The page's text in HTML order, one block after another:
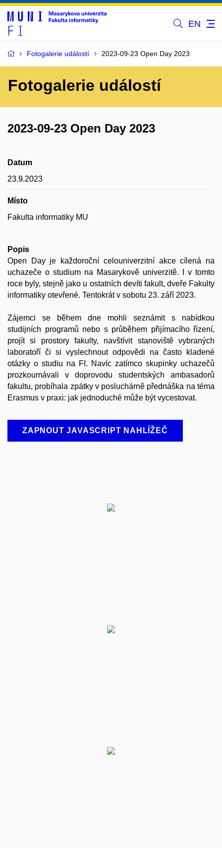
EN
Fotogalerie událostí 2023-09-23 Open Day 2023
Fotogalerie událostí
2023-09-23 Open Day 2023
Datum
23.9.2023
Místo
Fakulta informatiky MU
Popis
Open Day je každoroční celouniverzitní akce cílená na
uchazeče o studium na Masarykově univerzitě. I v tomto
roce byly, stejně jako u ostatních devíti fakult, dveře Fakulty
informatiky otevřené. Tentokrát v sobotu 23. září 2023.
Zájemci se během dne mohli seznámit s nabídkou
studijních programů nebo s průběhem přijímacího řízení,
projít si prostory fakulty, navštívit stanoviště vybraných
laboratoří či si vyslechnout odpovědi na často kladené
otázky o studiu na FI. Navíc zatímco skupinky uchazečů
prozkoumávali v doprovodu studentských ambasadorů
fakultu, probíhala zpátky v posluchárně přednáška na téma
Erasmus v praxi: jak jednoduché může být vycestovat.
ZAPNOUT JAVASCRIPT NAHLÍŽEČ